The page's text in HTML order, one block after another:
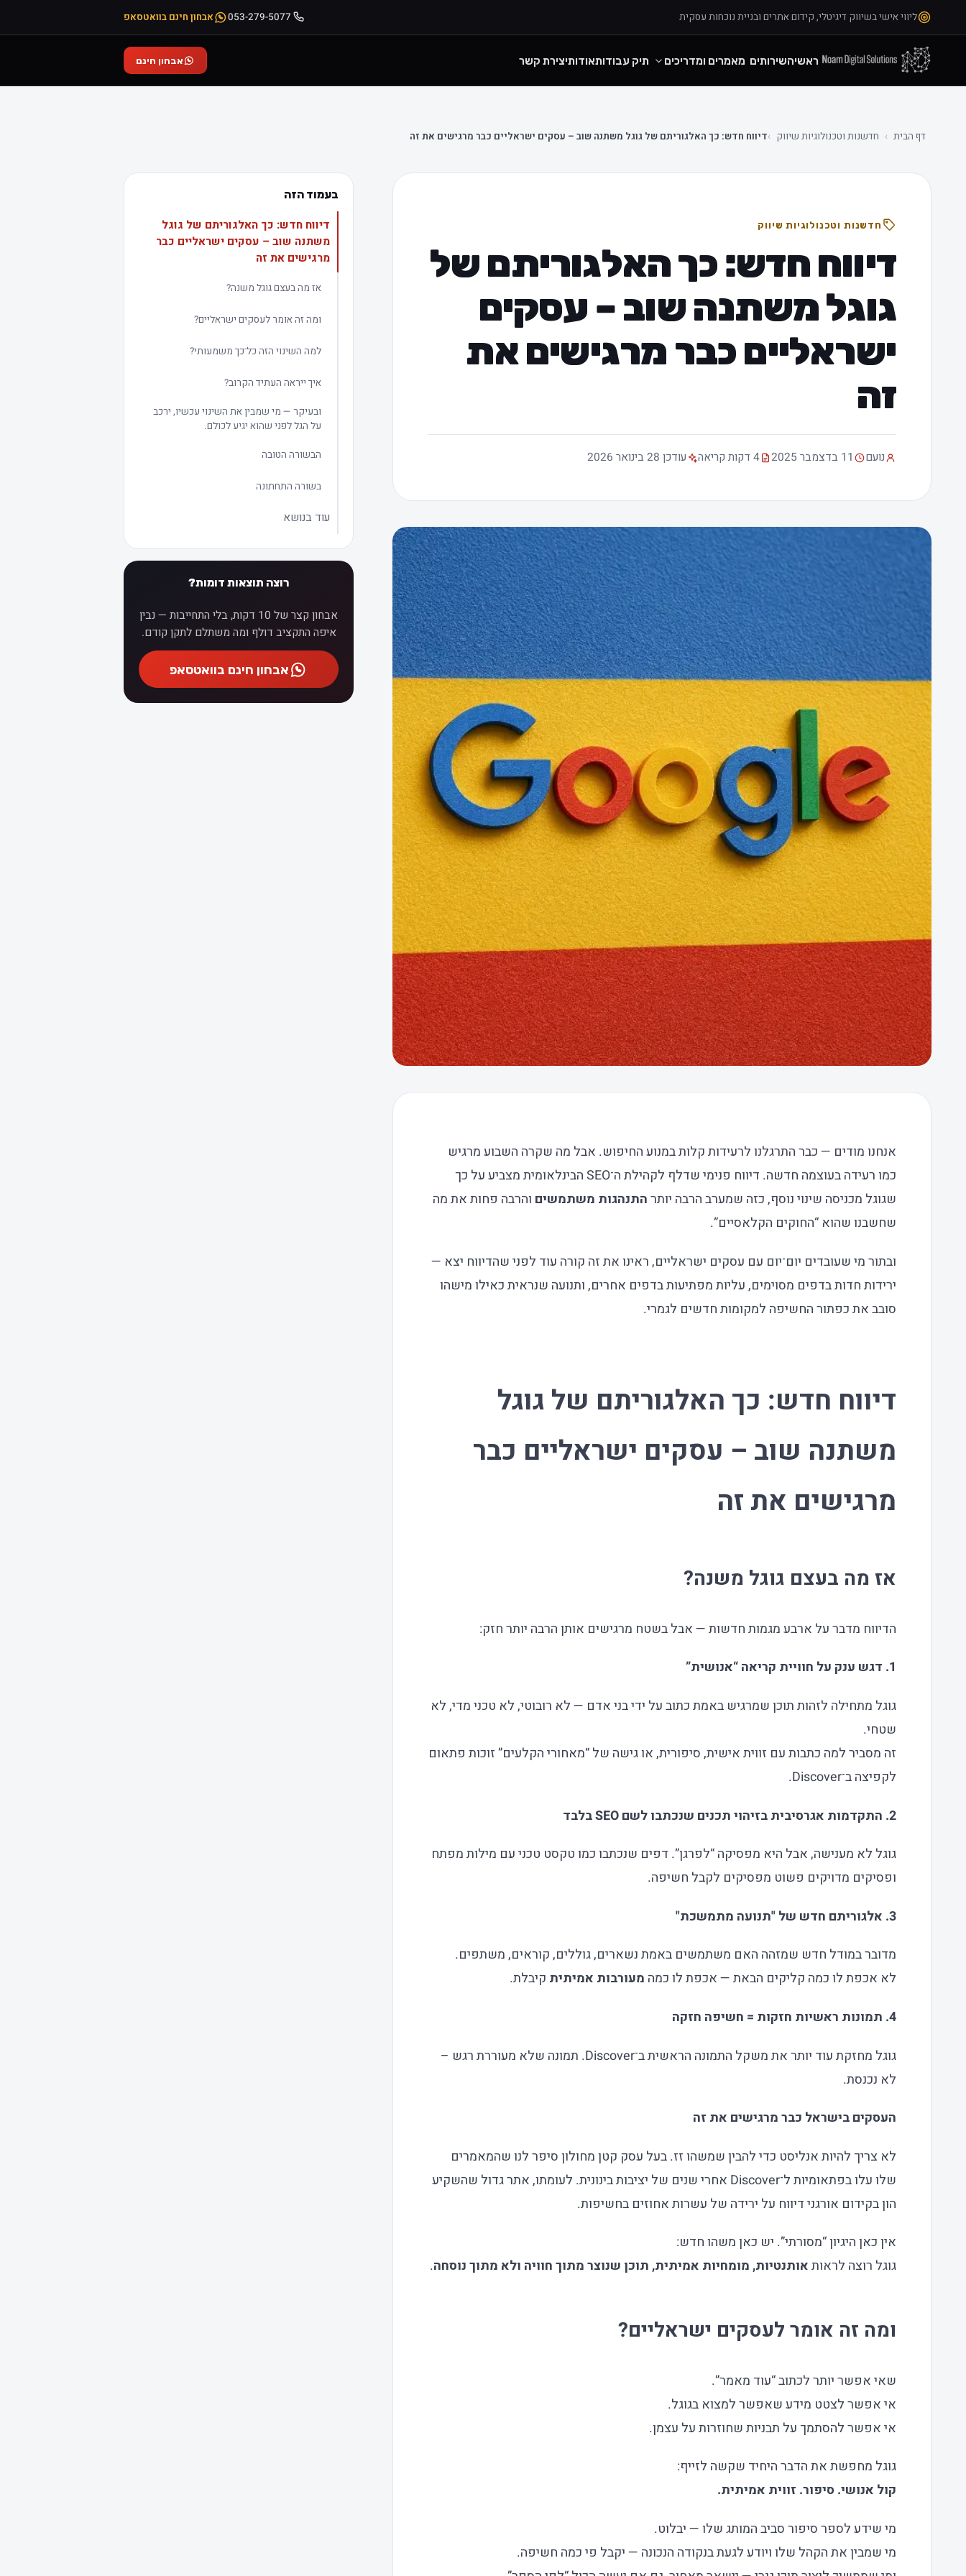
ליווי אישי בשיווק דיגיטלי, קידום אתרים ובניית נוכחות עסקית 053-279-5077 אבחון חינם בוואטסאפ
ראשיהשירותים מאמרים ומדריכים תיק עבודותאודותיצירת קשר אבחון חינם
דף הבית › חדשנות וטכנולוגיות שיווק ›דיווח חדש: כך האלגוריתם של גוגל משתנה שוב – עסקים ישראליים כבר מרגישים את זה
חדשנות וטכנולוגיות שיווק
דיווח חדש: כך האלגוריתם של
גוגל משתנה שוב – עסקים
ישראליים כבר מרגישים את
זה
נועם 11 בדצמבר 2025 4 דקות קריאה עודכן 28 בינואר 2026
אנחנו מודים — כבר התרגלנו לרעידות קלות במנוע החיפוש. אבל מה שקרה השבוע מרגיש
כמו רעידה בעוצמה חדשה. דיווח פנימי שדלף לקהילת ה־SEO הבינלאומית מצביע על כך
שגוגל מכניסה שינוי נוסף, כזה שמערב הרבה יותרהתנהגות משתמשים והרבה פחות את מה
שחשבנו שהוא “החוקים הקלאסיים”.
ובתור מי שעובדים יום־יום עם עסקים ישראליים, ראינו את זה קורה עוד לפני שהדיווח יצא —
ירידות חדות בדפים מסוימים, עליות מפתיעות בדפים אחרים, ותנועה שנראית כאילו מישהו
סובב את כפתור החשיפה למקומות חדשים לגמרי.
דיווח חדש: כך האלגוריתם של גוגל
משתנה שוב – עסקים ישראליים כבר
מרגישים את זה
אז מה בעצם גוגל משנה?
הדיווח מדבר על ארבע מגמות חדשות — אבל בשטח מרגישים אותן הרבה יותר חזק:
1. דגש ענק על חוויית קריאה “אנושית”
גוגל מתחילה לזהות תוכן שמרגיש באמת כתוב על ידי בני אדם — לא רובוטי, לא טכני מדי, לא
שטחי.
זה מסביר למה כתבות עם זווית אישית, סיפורית, או גישה של “מאחורי הקלעים” זוכות פתאום
לקפיצה ב־Discover.
2. התקדמות אגרסיבית בזיהוי תכנים שנכתבו לשם SEO בלבד
גוגל לא מענישה, אבל היא מפסיקה “לפרגן”. דפים שנכתבו כמו טקסט טכני עם מילות מפתח
ופסיקים מדויקים פשוט מפסיקים לקבל חשיפה.
3. אלגוריתם חדש של "תנועה מתמשכת"
מדובר במודל חדש שמזהה האם משתמשים באמת נשארים, גוללים, קוראים, משתפים.
לא אכפת לו כמה קליקים הבאת — אכפת לו כמה מעורבות אמיתית קיבלת.
4. תמונות ראשיות חזקות = חשיפה חזקה
גוגל מחזקת עוד יותר את משקל התמונה הראשית ב־Discover. תמונה שלא מעוררת רגש –
לא נכנסת.
העסקים בישראל כבר מרגישים את זה
לא צריך להיות אנליסט כדי להבין שמשהו זז. בעל עסק קטן מחולון סיפר לנו שהמאמרים
שלו עלו בפתאומיות ל־Discover אחרי שנים של יציבות בינונית. לעומתו, אתר גדול שהשקיע
הון בקידום אורגני דיווח על ירידה של עשרות אחוזים בחשיפות.
אין כאן היגיון “מסורתי”. יש כאן משהו חדש:
גוגל רוצה לראותאותנטיות, מומחיות אמיתית, תוכן שנוצר מתוך חוויה ולא מתוך נוסחה.
ומה זה אומר לעסקים ישראליים?
שאי אפשר יותר לכתוב “עוד מאמר”.
אי אפשר לצטט מידע שאפשר למצוא בגוגל.
אי אפשר להסתמך על תבניות שחוזרות על עצמן.
גוגל מחפשת את הדבר היחיד שקשה לזייף:
קול אנושי. סיפור. זווית אמיתית.
מי שידע לספר סיפור סביב המותג שלו — יבלוט.
מי שמבין את הקהל שלו ויודע לגעת בנקודה הנכונה — יקבל פי כמה חשיפה.
בעמוד הזה
דיווח חדש: כך האלגוריתם של גוגל
משתנה שוב – עסקים ישראליים כבר
מרגישים את זה
אז מה בעצם גוגל משנה?
ומה זה אומר לעסקים ישראליים?
למה השינוי הזה כל־כך משמעותי?
איך ייראה העתיד הקרוב?
ובעיקר — מי שמבין את השינוי עכשיו, ירכב
על הגל לפני שהוא יגיע לכולם.
הבשורה הטובה
בשורה התחתונה
עוד בנושא
רוצה תוצאות דומות?
אבחון קצר של 10 דקות, בלי התחייבות — נבין
איפה התקציב דולף ומה משתלם לתקן קודם.
אבחון חינם בוואטסאפ